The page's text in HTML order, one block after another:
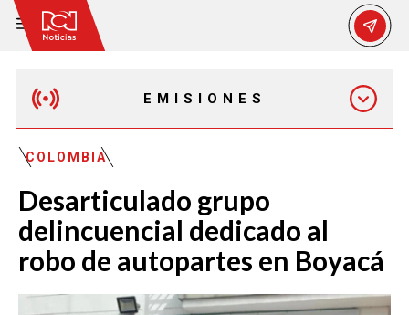
EMISIONES
EMISIÓN 12:30 PM
EMISIÓN 7:00 PM
COLOMBIA
Desarticulado grupo
delincuencial dedicado al
robo de autopartes en Boyacá